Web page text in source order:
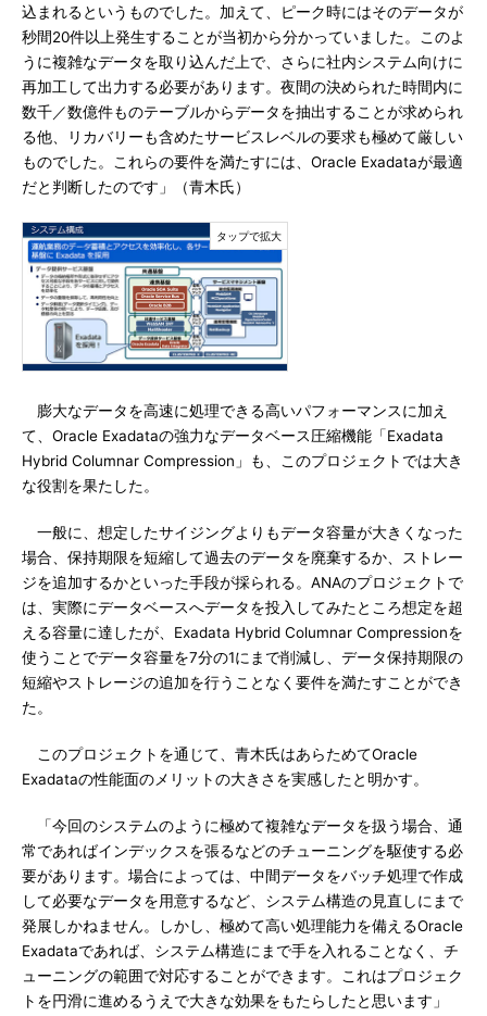
込まれるというものでした。加えて、ピーク時にはそのデータが
秒間20件以上発生することが当初から分かっていました。このよ
うに複雑なデータを取り込んだ上で、さらに社内システム向けに
再加工して出力する必要があります。夜間の決められた時間内に
数千／数億件ものテーブルからデータを抽出することが求められ
る他、リカバリーも含めたサービスレベルの要求も極めて厳しい
ものでした。これらの要件を満たすには、Oracle Exadataが最適
だと判断したのです」（青木氏）
膨大なデータを高速に処理できる高いパフォーマンスに加え
て、Oracle Exadataの強力なデータベース圧縮機能「Exadata
Hybrid Columnar Compression」も、このプロジェクトでは大き
な役割を果たした。
一般に、想定したサイジングよりもデータ容量が大きくなった
場合、保持期限を短縮して過去のデータを廃棄するか、ストレー
ジを追加するかといった手段が採られる。ANAのプロジェクトで
は、実際にデータベースへデータを投入してみたところ想定を超
える容量に達したが、Exadata Hybrid Columnar Compressionを
使うことでデータ容量を7分の1にまで削減し、データ保持期限の
短縮やストレージの追加を行うことなく要件を満たすことができ
た。
このプロジェクトを通じて、青木氏はあらためてOracle
Exadataの性能面のメリットの大きさを実感したと明かす。
「今回のシステムのように極めて複雑なデータを扱う場合、通
常であればインデックスを張るなどのチューニングを駆使する必
要があります。場合によっては、中間データをバッチ処理で作成
して必要なデータを用意するなど、システム構造の見直しにまで
発展しかねません。しかし、極めて高い処理能力を備えるOracle
Exadataであれば、システム構造にまで手を入れることなく、チ
ューニングの範囲で対応することができます。これはプロジェク
トを円滑に進めるうえで大きな効果をもたらしたと思います」